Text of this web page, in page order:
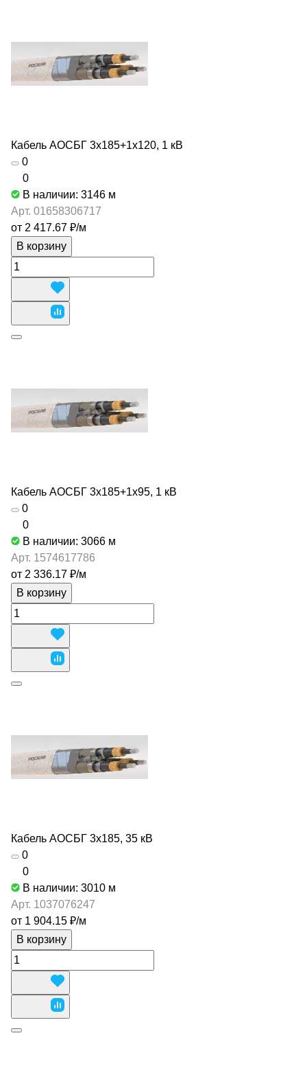
Кабель АОСБГ 3х185+1х120, 1 кВ
0
0
В наличии: 3146 м
Арт. 01658306717
от 2 417.67 ₽/м
В корзину
Кабель АОСБГ 3х185+1х95, 1 кВ
0
0
В наличии: 3066 м
Арт. 1574617786
от 2 336.17 ₽/м
В корзину
Кабель АОСБГ 3х185, 35 кВ
0
0
В наличии: 3010 м
Арт. 1037076247
от 1 904.15 ₽/м
В корзину